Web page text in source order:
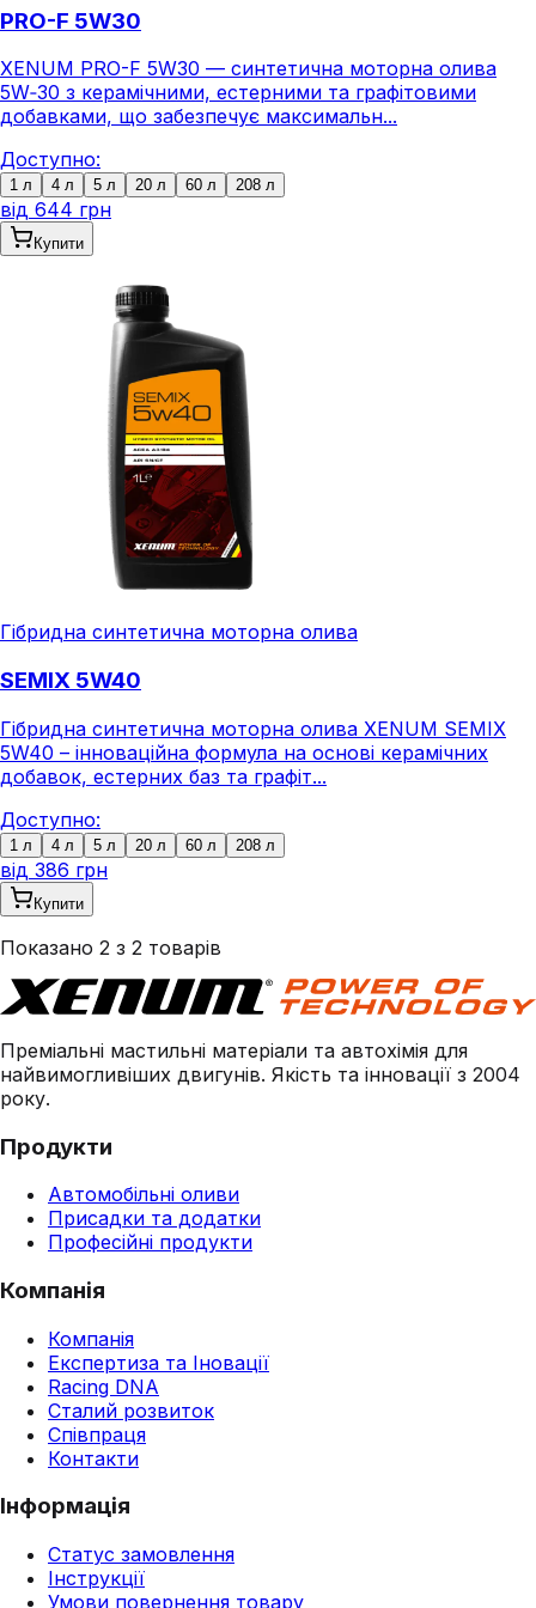
PRO-F 5W30
XENUM PRO-F 5W30 — синтетична моторна олива
5W‑30 з керамічними, естерними та графітовими
добавками, що забезпечує максимальн...
Доступно:
1 л 4 л 5 л 20 л 60 л 208 л
від 644 грн
Купити
Гібридна синтетична моторна олива
SEMIX 5W40
Гібридна синтетична моторна олива XENUM SEMIX
5W40 – інноваційна формула на основі керамічних
добавок, естерних баз та графіт...
Доступно:
1 л 4 л 5 л 20 л 60 л 208 л
від 386 грн
Купити
Показано 2 з 2 товарів
Преміальні мастильні матеріали та автохімія для
найвимогливіших двигунів. Якість та інновації з 2004
року.
Продукти
Автомобільні оливи
Присадки та додатки
Професійні продукти
Компанія
Компанія
Експертиза та Іновації
Racing DNA
Сталий розвиток
Співпраця
Контакти
Інформація
Статус замовлення
Інструкції
Умови повернення товару